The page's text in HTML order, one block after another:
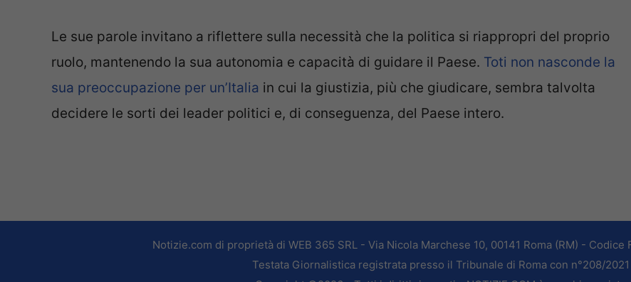
Le sue parole invitano a riflettere sulla necessità che la politica si riappropri del proprio
ruolo, mantenendo la sua autonomia e capacità di guidare il Paese. Toti non nasconde la
sua preoccupazione per un’Italia in cui la giustizia, più che giudicare, sembra talvolta
decidere le sorti dei leader politici e, di conseguenza, del Paese intero.
Notizie.com di proprietà di WEB 365 SRL - Via Nicola Marchese 10, 00141 Roma (RM) - Codice
Testata Giornalistica registrata presso il Tribunale di Roma con n°208/2021